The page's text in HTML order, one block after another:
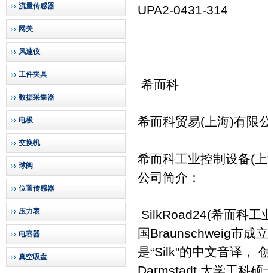
流量传感器
网关
风速仪
工件夹具
数据采集器
电极
交换机
球阀
位置传感器
压力表
电容器
真空吸盘
UPA2-0431-314
希而科
希而科贸易(上海)有限
希而科工业控制设备(
公司简介：
SilkRoad24(希而科工
国Braunschweig市成
是“Silk"的中文音译，